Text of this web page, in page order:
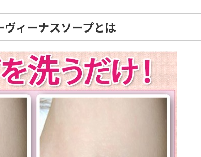
ヴィーナスソープとは